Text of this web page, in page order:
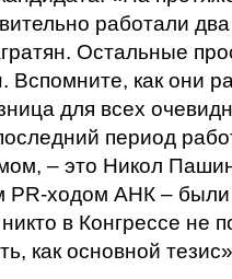
работали
Остальные
Вспомните, как они
для всех
период
– это Никол
PR-ходом АНК –
в Конгрессе не
как основной